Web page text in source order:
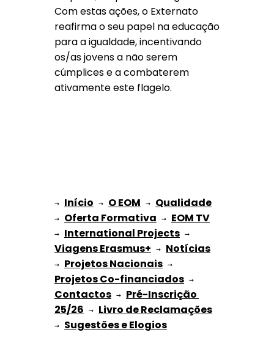
Com estas ações, o Externato
reafirma o seu papel na educação
para a igualdade, incentivando
os/as jovens a não serem
cúmplices e a combaterem
ativamente este flagelo.
→ Início → O EOM → Qualidade
→ Oferta Formativa → EOM TV
→ International Projects
Viagens Erasmus+ → Notícias
→ Projetos Nacionais
Projetos Co-financiados
Contactos → Pré-Inscrição
25/26 → Livro de Reclamações
→ Sugestões e Elogios